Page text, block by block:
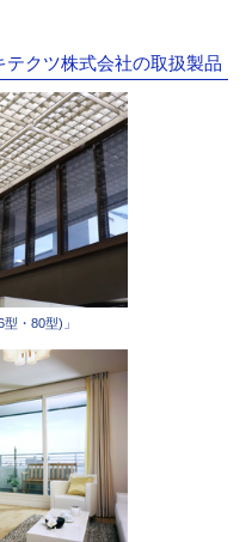
クツ株式会社の取扱製品
・80型)」